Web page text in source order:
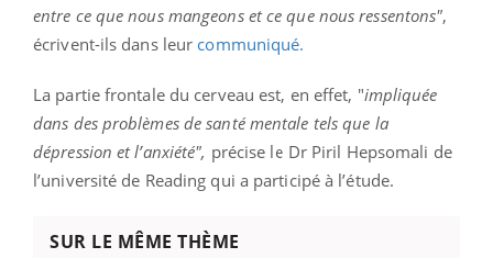
entre ce que nous mangeons et ce que nous ressentons",
écrivent-ils dans leur communiqué.
La partie frontale du cerveau est, en effet, "impliquée
dans des problèmes de santé mentale tels que la
dépression et l’anxiété", précise le Dr Piril Hepsomali de
l’université de Reading qui a participé à l’étude.
SUR LE MÊME THÈME